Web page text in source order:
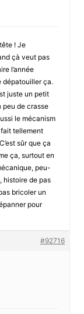
! Je
çà veut pas
l’année
dépatouiller ça.
juste un petit
peu de crasse
le mécanism
fait tellement
sûr que ça
ça, surtout en
peu-
histoire de pas
bricoler un
pour
#92716